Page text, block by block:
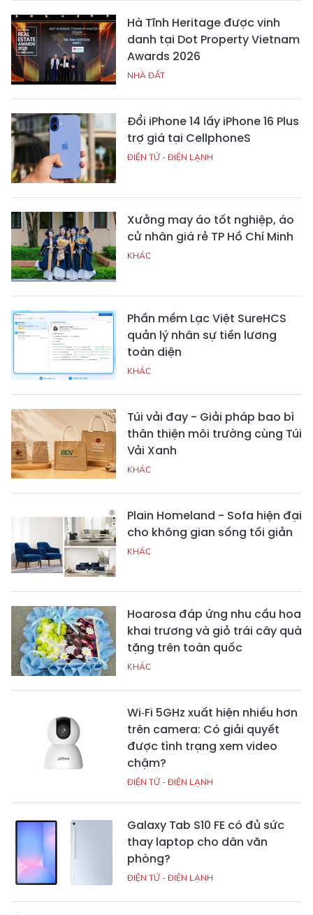
Hà Tĩnh Heritage được vinh
danh tại Dot Property Vietnam
Awards 2026
NHÀ ĐẤT
Đổi iPhone 14 lấy iPhone 16 Plus
trợ giá tại CellphoneS
ĐIỆN TỬ - ĐIỆN LẠNH
Xưởng may áo tốt nghiệp, áo
cử nhân giá rẻ TP Hồ Chí Minh
KHÁC
Phần mềm Lạc Việt SureHCS
quản lý nhân sự tiền lương
toàn diện
KHÁC
Túi vải đay - Giải pháp bao bì
thân thiện môi trường cùng Túi
Vải Xanh
KHÁC
Plain Homeland - Sofa hiện đại
cho không gian sống tối giản
KHÁC
Hoarosa đáp ứng nhu cầu hoa
khai trương và giỏ trái cây quà
tặng trên toàn quốc
KHÁC
Wi‑Fi 5GHz xuất hiện nhiều hơn
trên camera: Có giải quyết
được tình trạng xem video
chậm?
ĐIỆN TỬ - ĐIỆN LẠNH
Galaxy Tab S10 FE có đủ sức
thay laptop cho dân văn
phòng?
ĐIỆN TỬ - ĐIỆN LẠNH